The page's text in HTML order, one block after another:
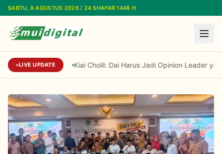
Lewati ke konten utama
SABTU, 8 AGUSTUS 2026 / 24 SHAFAR 1448 H
LIVE UPDATE Kiai Cholil: Dai Harus Jadi Opinion Leader yang